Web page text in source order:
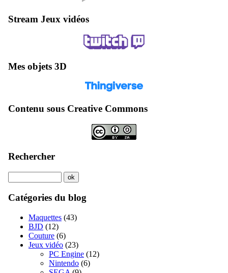
Stream Jeux vidéos
Mes objets 3D
Contenu sous Creative Commons
Rechercher
Catégories du blog
Maquettes (43)
BJD (12)
Couture (6)
Jeux vidéo (23)
PC Engine (12)
Nintendo (6)